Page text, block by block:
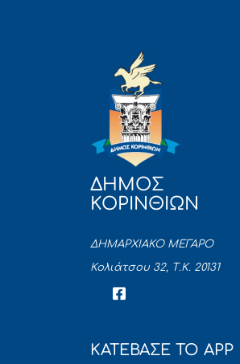
ΔΗΜΟΣ
ΚΟΡΙΝΘΙΩΝ
ΔΗΜΑΡΧΙΑΚΟ ΜΕΓΑΡΟ
Κολιάτσου 32, Τ.Κ. 20131
ΚΑΤΕΒΑΣΕ ΤΟ APP